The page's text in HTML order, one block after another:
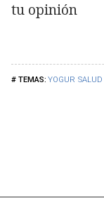
YOGUR SALUD
tu opinión